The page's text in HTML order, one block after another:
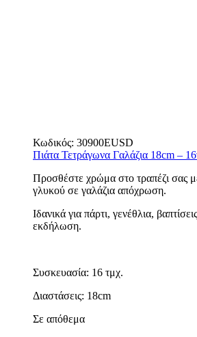
Κωδικός: 30900EUSD
Πιάτα Τετράγωνα Γαλάζια 18cm –
Προσθέστε χρώμα στο τραπέζι σας
γλυκού σε γαλάζια απόχρωση.
Ιδανικά για πάρτι, γενέθλια,
εκδήλωση.
Συσκευασία: 16 τμχ.
Διαστάσεις: 18cm
Σε απόθεμα